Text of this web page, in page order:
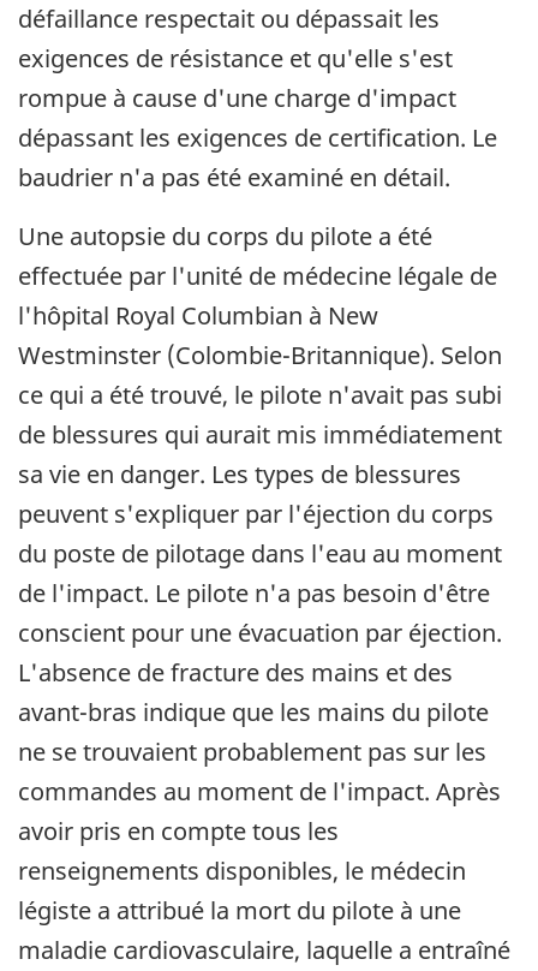
défaillance respectait ou dépassait les
exigences de résistance et qu'elle s'est
rompue à cause d'une charge d'impact
dépassant les exigences de certification. Le
baudrier n'a pas été examiné en détail.
Une autopsie du corps du pilote a été
effectuée par l'unité de médecine légale de
l'hôpital Royal Columbian à New
Westminster (Colombie-Britannique). Selon
ce qui a été trouvé, le pilote n'avait pas subi
de blessures qui aurait mis immédiatement
sa vie en danger. Les types de blessures
peuvent s'expliquer par l'éjection du corps
du poste de pilotage dans l'eau au moment
de l'impact. Le pilote n'a pas besoin d'être
conscient pour une évacuation par éjection.
L'absence de fracture des mains et des
avant-bras indique que les mains du pilote
ne se trouvaient probablement pas sur les
commandes au moment de l'impact. Après
avoir pris en compte tous les
renseignements disponibles, le médecin
légiste a attribué la mort du pilote à une
maladie cardiovasculaire, laquelle a entraîné